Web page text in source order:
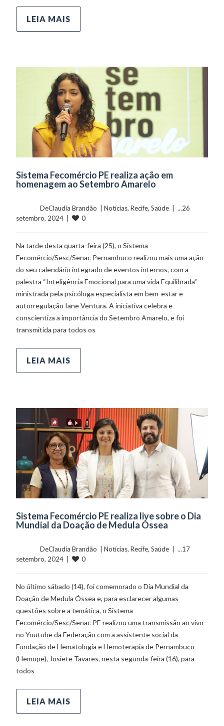
LEIA MAIS
Sistema Fecomércio PE realiza ação em
homenagem ao Setembro Amarelo
	    	DeClaudia Brandão  |
Notícias, Recife, Saúde
  |  ...26
setembro, 2024  |
0
Na tarde desta quarta-feira (25), o Sistema
Fecomércio/Sesc/Senac Pernambuco realizou mais uma ação
do seu calendário integrado de eventos internos, com a
palestra “Inteligência Emocional para uma vida Equilibrada”
ministrada pela psicóloga especialista em bem-estar e
autorregulação Iane Ventura. A iniciativa celebra e
conscientiza a importância do Setembro Amarelo, e foi
transmitida para todos os
LEIA MAIS
Sistema Fecomércio PE realiza live sobre o Dia
Mundial da Doação de Medula Óssea
	    	DeClaudia Brandão  |
Notícias, Recife, Saúde
  |  ...17
setembro, 2024  |
0
No último sábado (14), foi comemorado o Dia Mundial da
Doação de Medula Óssea e, para esclarecer algumas
questões sobre a temática, o Sistema
Fecomércio/Sesc/Senac PE realizou uma transmissão ao vivo
no Youtube da Federação com a assistente social da
Fundação de Hematologia e Hemoterapia de Pernambuco
(Hemope), Josiete Tavares, nesta segunda-feira (16), para
todos
LEIA MAIS